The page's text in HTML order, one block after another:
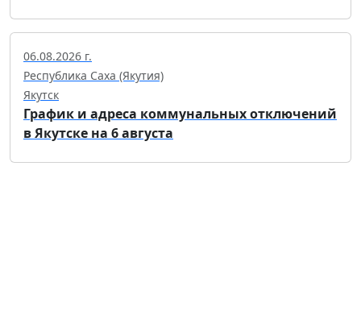
06.08.2026 г.
Республика Саха (Якутия)
Якутск
График и адреса коммунальных отключений
в Якутске на 6 августа